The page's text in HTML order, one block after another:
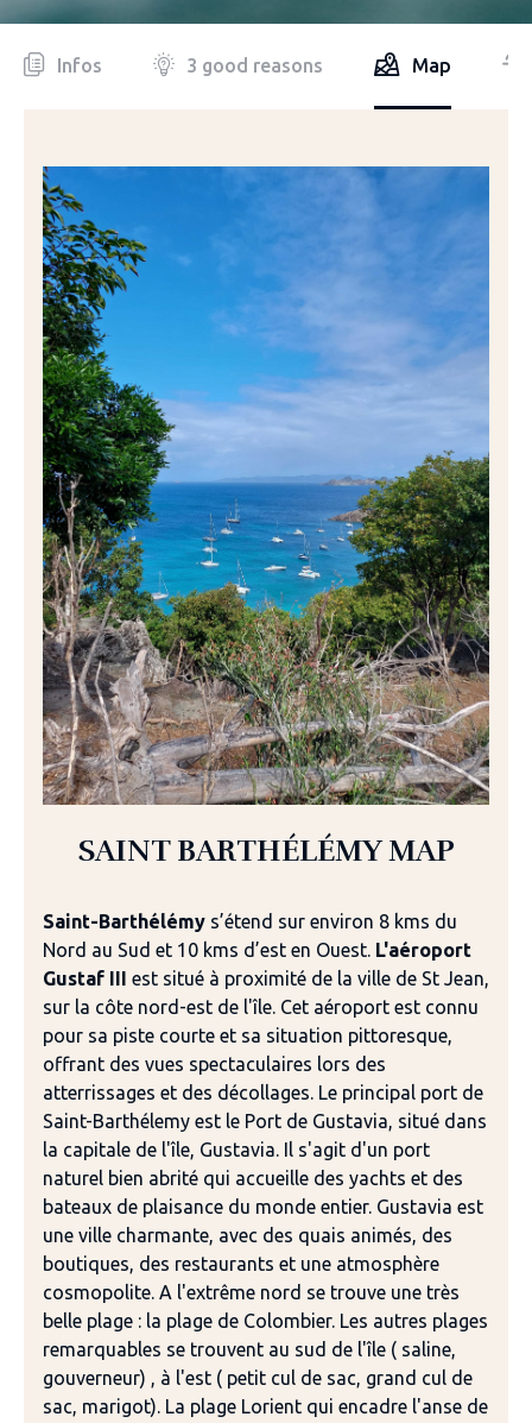
Infos 3 good reasons Map
SAINT BARTHÉLÉMY MAP
Saint-Barthélémy s’étend sur environ 8 kms du
Nord au Sud et 10 kms d’est en Ouest. L'aéroport
Gustaf III est situé à proximité de la ville de St Jean,
sur la côte nord-est de l'île. Cet aéroport est connu
pour sa piste courte et sa situation pittoresque,
offrant des vues spectaculaires lors des
atterrissages et des décollages. Le principal port de
Saint-Barthélemy est le Port de Gustavia, situé dans
la capitale de l'île, Gustavia. Il s'agit d'un port
naturel bien abrité qui accueille des yachts et des
bateaux de plaisance du monde entier. Gustavia est
une ville charmante, avec des quais animés, des
boutiques, des restaurants et une atmosphère
cosmopolite. A l'extrême nord se trouve une très
belle plage : la plage de Colombier. Les autres plages
remarquables se trouvent au sud de l'île ( saline,
gouverneur) , à l'est ( petit cul de sac, grand cul de
sac, marigot). La plage Lorient qui encadre l'anse de